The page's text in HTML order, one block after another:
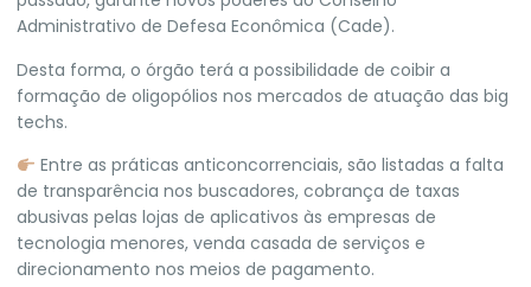
Administrativo de Defesa Econômica (Cade).
Desta forma, o órgão terá a possibilidade de coibir a
formação de oligopólios nos mercados de atuação das big
techs.
Entre as práticas anticoncorrenciais, são listadas a falta
de transparência nos buscadores, cobrança de taxas
abusivas pelas lojas de aplicativos às empresas de
tecnologia menores, venda casada de serviços e
direcionamento nos meios de pagamento.